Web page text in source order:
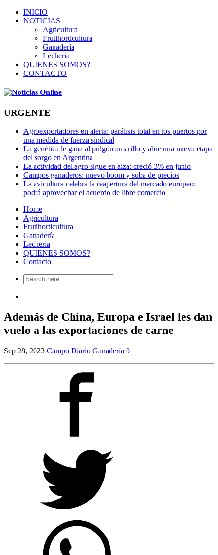
INICIO
NOTICIAS
Agricultura
Frutihorticultura
Ganadería
Lecheria
QUIENES SOMOS?
CONTACTO
URGENTE
Agroexportadores en alerta: parálisis total en los puertos por
una medida de fuerza sindical
La genética le gana al pulgón amarillo y abre una nueva etapa
del sorgo en Argentina
La actividad del agro sigue en alza: creció 3% en junio
Campos ganaderos: nuevo boom y suba de precios
La avicultura celebra la reapertura del mercado europeo:
podrá aprovechar el acuerdo de libre comercio
Home
Agricultura
Frutihorticultura
Ganadería
Lecheria
QUIENES SOMOS?
Contacto
Search
for:
Además de China, Europa e Israel les dan
vuelo a las exportaciones de carne
Sep 28, 2023 Campo Diario Ganadería 0